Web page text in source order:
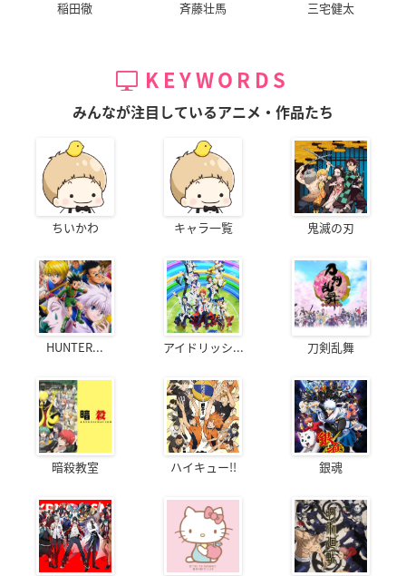
稲田徹 斉藤壮馬 三宅健太
KEYWORDS
みんなが注目しているアニメ・作品たち
ちいかわ キャラ一覧 鬼滅の刃
HUNTER... アイドリッシ... 刀剣乱舞
暗殺教室 ハイキュー!! 銀魂